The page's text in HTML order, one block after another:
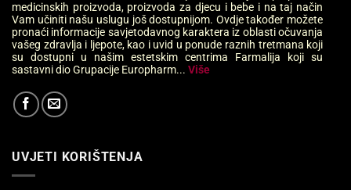
medicinskih proizvoda, proizvoda za djecu i bebe i na taj način
Vam učiniti našu uslugu još dostupnijom. Ovdje također možete
pronaći informacije savjetodavnog karaktera iz oblasti očuvanja
vašeg zdravlja i ljepote, kao i uvid u ponude raznih tretmana koji
su dostupni u našim estetskim centrima Farmalija koji su
sastavni dio Grupacije Europharm... Više
UVJETI KORIŠTENJA